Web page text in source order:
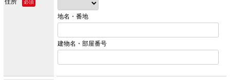
住所 必須
地名・番地
建物名・部屋番号